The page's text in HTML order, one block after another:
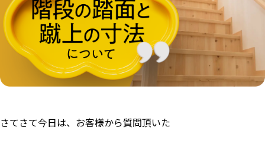
さてさて今日は、お客様から質問頂いた